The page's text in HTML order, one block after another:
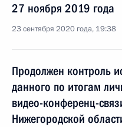
27 ноября 2019 года
23 сентября 2020 года, 19:38
Продолжен контроль
данного по итогам
видео-конференц-
Нижегородской